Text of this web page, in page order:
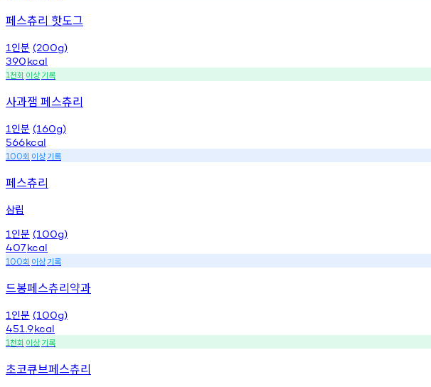
페스츄리 핫도그
1 인분 (200g)
390kcal
1천회 이상기록
사과잼 페스츄리
1 인분 (160g)
566kcal
100회 이상기록
페스츄리
삼립
1 인분 (100g)
407kcal
100회 이상기록
드봉페스츄리약과
1 인분 (100g)
451.9kcal
1천회 이상기록
초코큐브페스츄리